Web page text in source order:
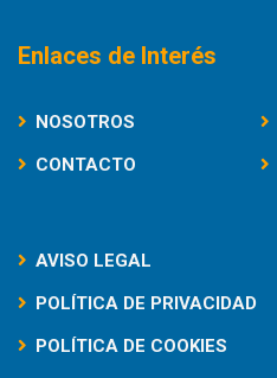
Enlaces de Interés
NOSOTROS
CONTACTO
AVISO LEGAL
POLÍTICA DE PRIVACIDAD
POLÍTICA DE COOKIES